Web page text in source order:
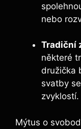
nebo
Tradiční
některé‍
družička
⁢svatby
zvyklostí.
Mýtus o⁣